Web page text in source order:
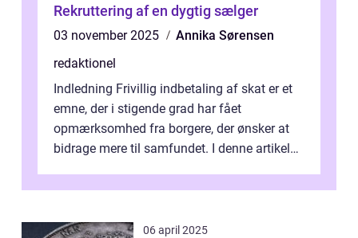
Rekruttering af en dygtig sælger
03 november 2025
Annika Sørensen
redaktionel
Indledning Frivillig indbetaling af skat er et
emne, der i stigende grad har fået
opmærksomhed fra borgere, der ønsker at
bidrage mere til samfundet. I denne artikel
06 april 2025